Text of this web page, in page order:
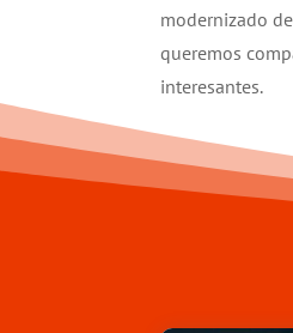
modernizado
queremos
interesantes.